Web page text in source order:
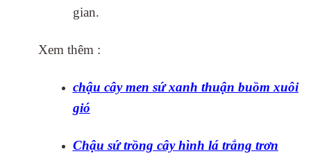
gian.
Xem thêm :
chậu cây men sứ xanh thuận buồm xuôi
gió
Chậu sứ trồng cây hình lá trắng trơn